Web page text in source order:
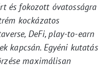
és fokozott óvatosságra
kockázatos
DeFi, play-to-earn
kapcsán. Egyéni kutatás
maximálisan